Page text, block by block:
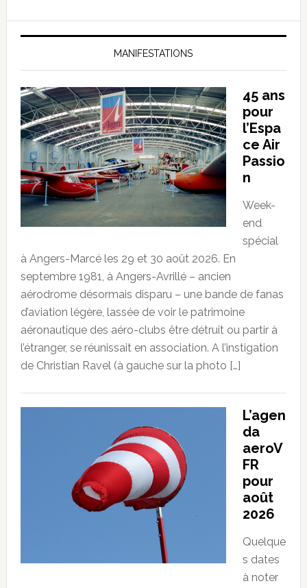
MANIFESTATIONS
45 ans
pour
l’Espa
ce Air
Passio
n
Week-
end
spécial
à Angers-Marcé les 29 et 30 août 2026. En
septembre 1981, à Angers-Avrillé – ancien
aérodrome désormais disparu – une bande de fanas
d’aviation légère, lassée de voir le patrimoine
aéronautique des aéro-clubs être détruit ou partir à
l’étranger, se réunissait en association. A l’instigation
de Christian Ravel (à gauche sur la photo […]
L’agen
da
aeroV
FR
pour
août
2026
Quelque
s dates
à noter